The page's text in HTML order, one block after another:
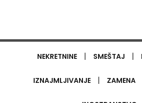
NEKRETNINE | SMEŠTAJ |
IZNAJMLJIVANJE | ZAMENA